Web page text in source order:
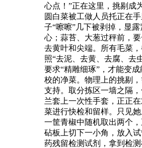
心点！”正在这里，挑剔
圆白菜被工做人员托正在
子“嚓嚓”几下被剥掉，显
心；蒜苔、大葱过秤前，
去黄叶和尖端。所有毛菜
照“去泥、去黄、去腐、去
要求“精雕细琢”，才能变
校的净菜。物理上的挑剔
支持。取分拣区一墙之隔
兰套上一次性手套，正正
菜进行快检和留样。只见
一筐青椒中随机取出两个
砧板上切下一小角，放入
药残留检测试剂，拿到检